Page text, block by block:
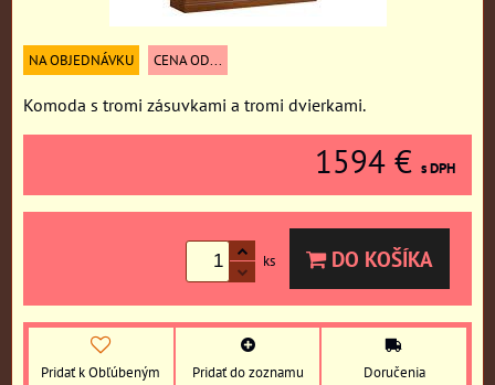
NA OBJEDNÁVKU CENA OD...
Komoda s tromi zásuvkami a tromi dvierkami.
1594 € s DPH
ks DO KOŠÍKA
Pridať k Obľúbeným Pridať do zoznamu Doručenia